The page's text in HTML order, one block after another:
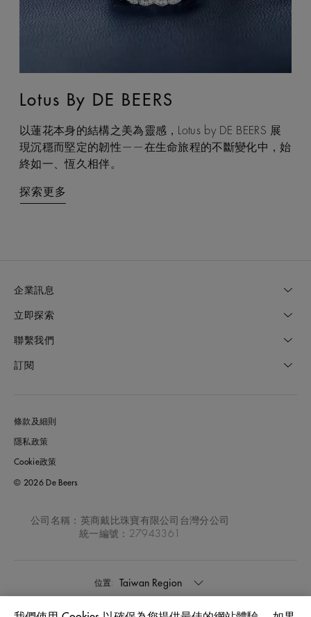
Lotus By DE BEERS
以蓮花本身的結構之美為靈感，Lotus by DE BEERS 展
現沉穩而堅定的韌性——在生命旅程的不斷變化中，始
終如一、恆久相伴。
探索更多
Talisman
Talisman 系列巧妙融合鑽石原石與拋光鑽石的獨特感官
互動，體現了大地令人著迷的力量，成為代表守護和雙
重能量的現代象徵。
探索更多
企業訊息
立即探索
聯繫我們
訂閱
條款及細則
隱私政策
Cookie政策
© 2026 De Beers
公司名稱：英商戴比珠寶有限公司台灣分公司
統一編號：27943361
位置: Taiwan Region